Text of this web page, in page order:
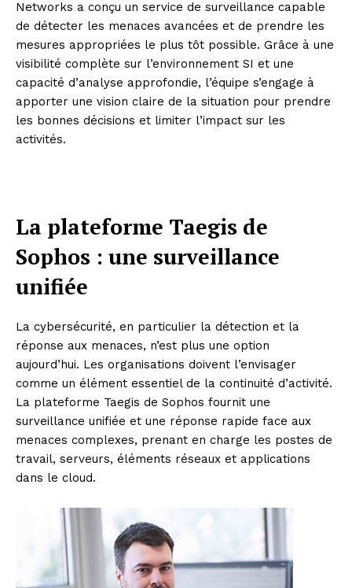
Networks a conçu un service de surveillance capable
de détecter les menaces avancées et de prendre les
mesures appropriées le plus tôt possible. Grâce à une
visibilité complète sur l’environnement SI et une
capacité d’analyse approfondie, l’équipe s’engage à
apporter une vision claire de la situation pour prendre
les bonnes décisions et limiter l’impact sur les
activités.
La plateforme Taegis de
Sophos : une surveillance
unifiée
La cybersécurité, en particulier la détection et la
réponse aux menaces, n’est plus une option
aujourd’hui. Les organisations doivent l’envisager
comme un élément essentiel de la continuité d’activité.
La plateforme Taegis de Sophos fournit une
surveillance unifiée et une réponse rapide face aux
menaces complexes, prenant en charge les postes de
travail, serveurs, éléments réseaux et applications
dans le cloud.